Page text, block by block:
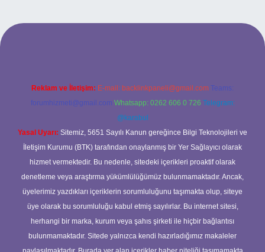
giriş
Reklam ve İletişim: E-mail: backlinkpaneli@gmail.com Teams:
forumhizmeti@gmail.com Whatsapp: 0262 606 0 726 Telegram:
@karabul
Yasal Uyarı: Sitemiz, 5651 Sayılı Kanun gereğince Bilgi Teknolojileri ve
İletişim Kurumu (BTK) tarafından onaylanmış bir Yer Sağlayıcı olarak
hizmet vermektedir. Bu nedenle, sitedeki içerikleri proaktif olarak
denetleme veya araştırma yükümlülüğümüz bulunmamaktadır. Ancak,
üyelerimiz yazdıkları içeriklerin sorumluluğunu taşımakta olup, siteye
üye olarak bu sorumluluğu kabul etmiş sayılırlar. Bu internet sitesi,
herhangi bir marka, kurum veya şahıs şirketi ile hiçbir bağlantısı
bulunmamaktadır. Sitede yalnızca kendi hazırladığımız makaleler